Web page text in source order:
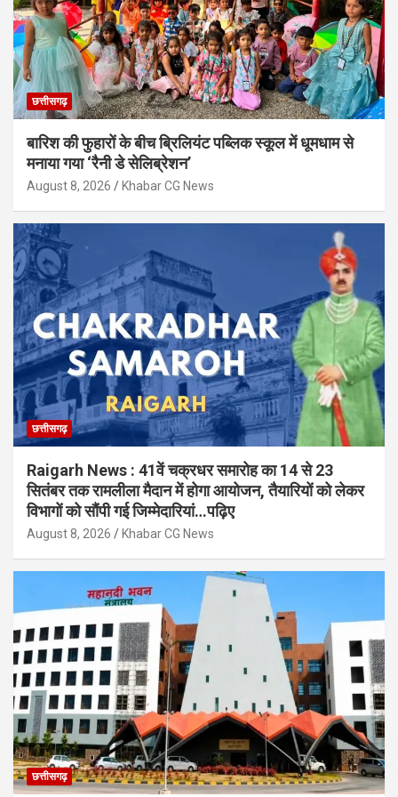
छत्तीसगढ़
बारिश की फुहारों के बीच ब्रिलियंट पब्लिक स्कूल में धूमधाम से
मनाया गया ‘रैनी डे सेलिब्रेशन’
August 8, 2026 Khabar CG News
छत्तीसगढ़
Raigarh News : 41वें चक्रधर समारोह का 14 से 23
सितंबर तक रामलीला मैदान में होगा आयोजन, तैयारियों को लेकर
विभागों को सौंपी गई जिम्मेदारियां…पढ़िए
August 8, 2026 Khabar CG News
छत्तीसगढ़